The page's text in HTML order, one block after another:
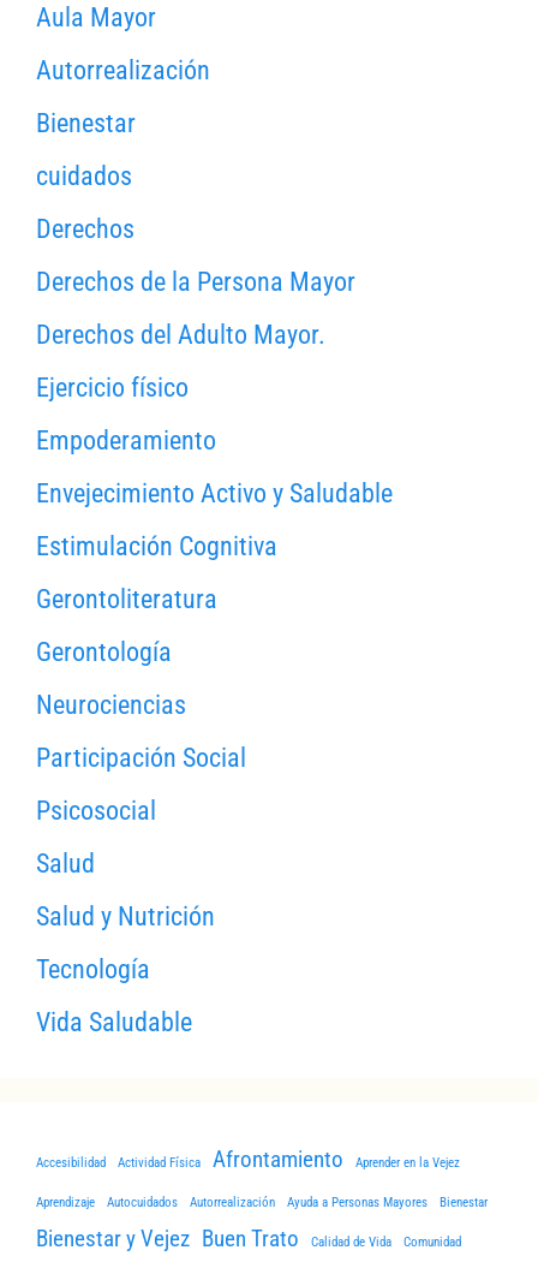
Aula Mayor
Autorrealización
Bienestar
cuidados
Derechos
Derechos de la Persona Mayor
Derechos del Adulto Mayor.
Ejercicio físico
Empoderamiento
Envejecimiento Activo y Saludable
Estimulación Cognitiva
Gerontoliteratura
Gerontología
Neurociencias
Participación Social
Psicosocial
Salud
Salud y Nutrición
Tecnología
Vida Saludable
Accesibilidad Actividad Física Afrontamiento Aprender en la Vejez
Aprendizaje Autocuidados Autorrealización Ayuda a Personas Mayores Bienestar
Bienestar y Vejez Buen Trato Calidad de Vida Comunidad